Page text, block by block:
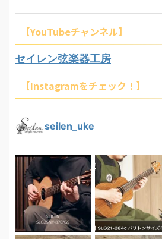
【YouTubeチャンネル】
セイレン弦楽器工房
【Instagramをチェック！】
seilen_uke